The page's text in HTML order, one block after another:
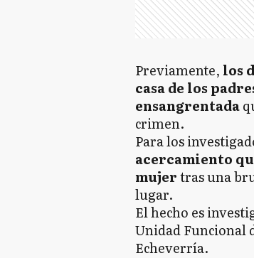
Previamente, los
casa de los
ensangrentada
crimen.
Para los
acercamiento
mujertras una
lugar.
El hecho es
Unidad Funcional
Echeverría.